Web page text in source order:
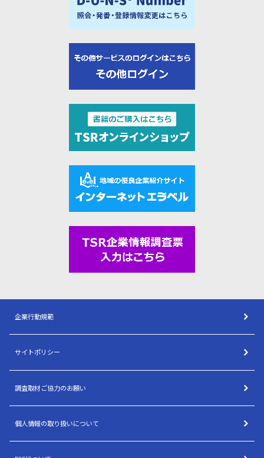
企業行動規範
サイトポリシー
調査取材ご協力のお願い
個人情報の取り扱いについて